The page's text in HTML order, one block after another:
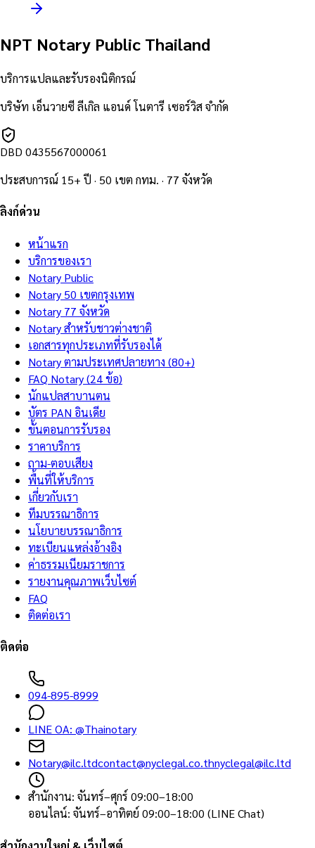
NPT Notary Public Thailand
บริการแปลและรับรองนิติกรณ์
บริษัท เอ็นวายซี ลีเกิล แอนด์ โนตารี เซอร์วิส จำกัด
DBD 0435567000061
ประสบการณ์ 15+ ปี · 50 เขต กทม. · 77 จังหวัด
ลิงก์ด่วน
หน้าแรก
บริการของเรา
Notary Public
Notary 50 เขตกรุงเทพ
Notary 77 จังหวัด
Notary สำหรับชาวต่างชาติ
เอกสารทุกประเภทที่รับรองได้
Notary ตามประเทศปลายทาง (80+)
FAQ Notary (24 ข้อ)
นักแปลสาบานตน
บัตร PAN อินเดีย
ขั้นตอนการรับรอง
ราคาบริการ
ถาม-ตอบเสียง
พื้นที่ให้บริการ
เกี่ยวกับเรา
ทีมบรรณาธิการ
นโยบายบรรณาธิการ
ทะเบียนแหล่งอ้างอิง
ค่าธรรมเนียมราชการ
รายงานคุณภาพเว็บไซต์
FAQ
ติดต่อเรา
ติดต่อ
094-895-8999
LINE OA: @Thainotary
Notary@ilc.ltdcontact@nyclegal.co.thnyclegal@ilc.ltd
สำนักงาน: จันทร์–ศุกร์ 09:00–18:00
ออนไลน์: จันทร์–อาทิตย์ 09:00–18:00 (LINE Chat)